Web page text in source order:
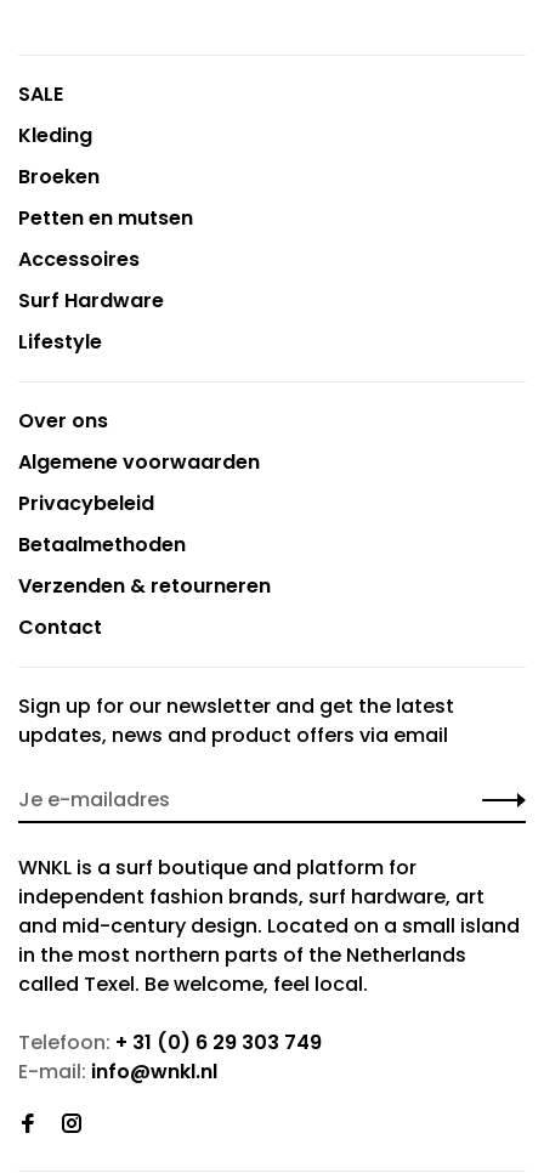
SALE
Kleding
Broeken
Petten en mutsen
Accessoires
Surf Hardware
Lifestyle
Over ons
Algemene voorwaarden
Privacybeleid
Betaalmethoden
Verzenden & retourneren
Contact
Sign up for our newsletter and get the latest
updates, news and product offers via email
WNKL is a surf boutique and platform for
independent fashion brands, surf hardware, art
and mid-century design. Located on a small island
in the most northern parts of the Netherlands
called Texel. Be welcome, feel local.
Telefoon: + 31 (0) 6 29 303 749
E-mail: info@wnkl.nl